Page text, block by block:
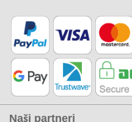
Naši partneri